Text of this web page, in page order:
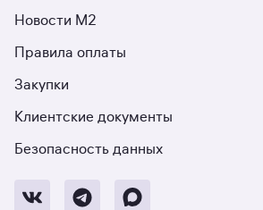
Новости М2
Правила оплаты
Закупки
Клиентские документы
Безопасность данных